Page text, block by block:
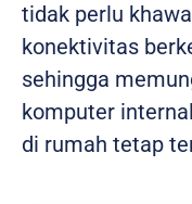
tidak perlu
konektivitas
sehingga
komputer
di rumah tetap